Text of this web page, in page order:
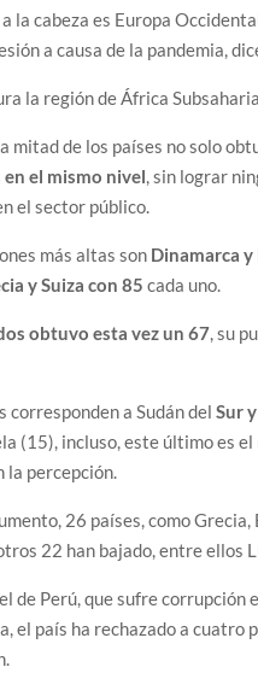
la cabeza es Europa
a causa de la pandemia,
la región de África
mitad de los países no solo
el mismo nivel, sin lograr
el sector público.
más altas son Dinamarca
y Suiza con 85 cada uno.
obtuvo esta vez un 67, su
corresponden a Sudán delSur
(15), incluso, este último es
la percepción.
26 países, como Grecia,
22 han bajado, entre ellos
de Perú, que sufre
el país ha rechazado a